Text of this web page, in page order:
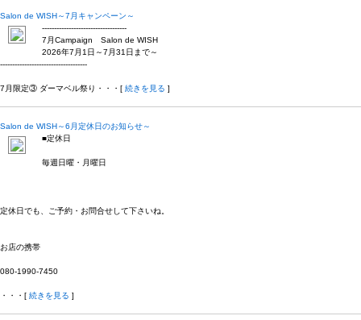
Salon de WISH～7月キャンペーン～
-----------------------------------
7月Campaign Salon de WISH
2026年7月1日～7月31日まで～
------------------------------------
7月限定③ ダーマベル祭り・・・[ 続きを見る ]
Salon de WISH～6月定休日のお知らせ～
■定休日
毎週日曜・月曜日
定休日でも、ご予約・お問合せして下さいね。
お店の携帯
080-1990-7450
・・・[ 続きを見る ]